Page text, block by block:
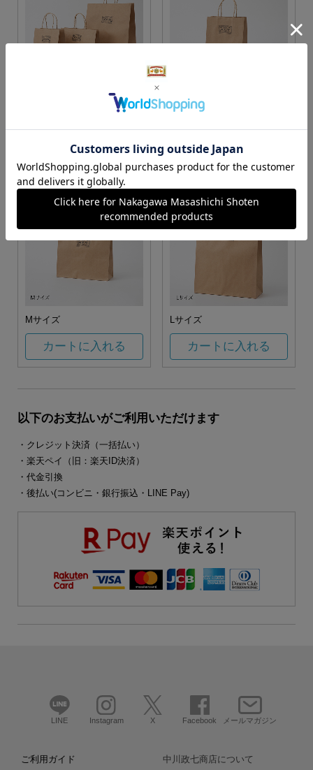
S・M・Lサイズより当店に
カートに入れる
Sサイズ
カートに入れる
Mサイズ
カートに入れる
Lサイズ
カートに入れる
以下のお支払いがご利用いただけます
・クレジット決済（一括払い）
・楽天ペイ（旧：楽天ID決済）
・代金引換
・後払い(コンビニ・銀行振込・LINE Pay)
LINE Instagram X Facebook メールマガジン
ご利用ガイド 中川政七商店について